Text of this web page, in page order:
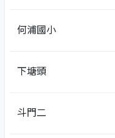
何浦國小
下塘頭
斗門二